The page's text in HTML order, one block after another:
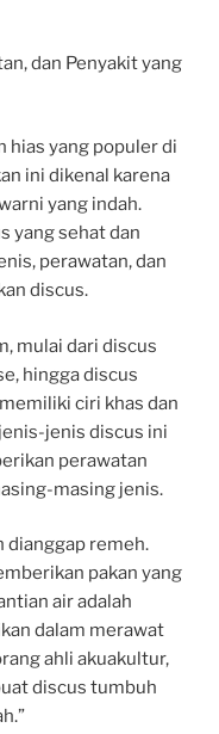
dan Penyakit yang
hias yang populer di
ini dikenal karena
yang indah.
yang sehat dan
perawatan, dan
discus.
mulai dari discus
hingga discus
ciri khas dan
jenis discus ini
perawatan
masing jenis.
dianggap remeh.
pakan yang
air adalah
dalam merawat
ahli akuakultur,
discus tumbuh